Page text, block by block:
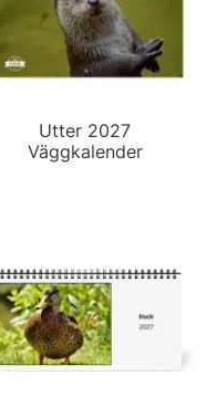
Utter 2027
Väggkalender